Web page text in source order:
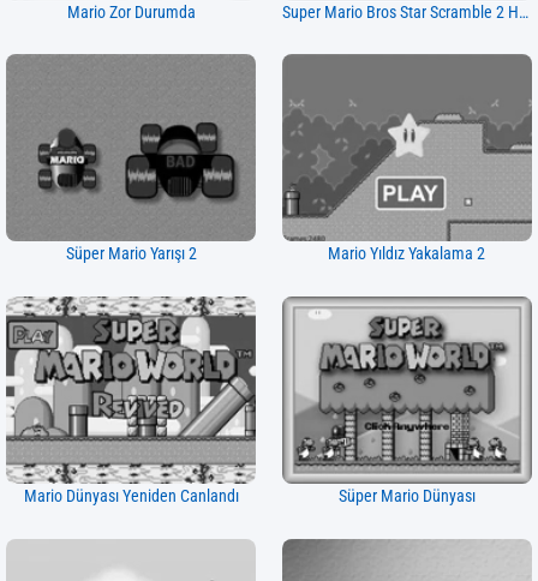
Mario Zor Durumda Super Mario Bros Star Scramble 2 Hayalet Adası
Süper Mario Yarışı 2 Mario Yıldız Yakalama 2
Mario Dünyası Yeniden Canlandı Süper Mario Dünyası